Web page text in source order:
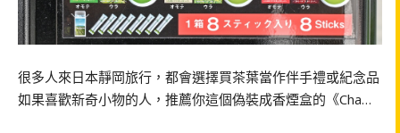
很多人來日本靜岡旅行，都會選擇買茶葉當作伴手禮或紀念品
如果喜歡新奇小物的人，推薦你這個偽裝成香煙盒的《Cha…